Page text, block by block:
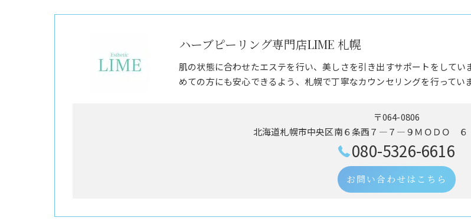
ハーブピーリング専門店LIME 札幌
肌の状態に合わせたエステを行い、美しさを引き出すサポートをして
めての方にも安心できるよう、札幌で丁寧なカウンセリングを行ってい
〒064-0806
北海道札幌市中央区南６条西７―７―９ＭＯＤＯ
080-5326-6616
お問い合わせはこちら